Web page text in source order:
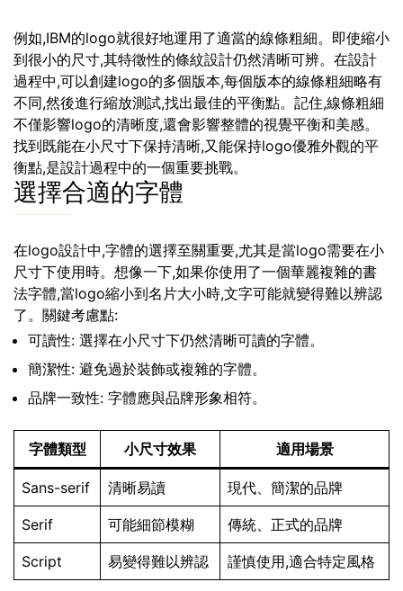
例如,IBM的logo就很好地運用了適當的線條粗細。即使縮小
到很小的尺寸,其特徵性的條紋設計仍然清晰可辨。在設計
過程中,可以創建logo的多個版本,每個版本的線條粗細略有
不同,然後進行縮放測試,找出最佳的平衡點。記住,線條粗細
不僅影響logo的清晰度,還會影響整體的視覺平衡和美感。
找到既能在小尺寸下保持清晰,又能保持logo優雅外觀的平
衡點,是設計過程中的一個重要挑戰。
選擇合適的字體
在logo設計中,字體的選擇至關重要,尤其是當logo需要在小
尺寸下使用時。想像一下,如果你使用了一個華麗複雜的書
法字體,當logo縮小到名片大小時,文字可能就變得難以辨認
了。關鍵考慮點:
可讀性: 選擇在小尺寸下仍然清晰可讀的字體。
簡潔性: 避免過於裝飾或複雜的字體。
品牌一致性: 字體應與品牌形象相符。
字體類型 小尺寸效果 適用場景
Sans-serif 清晰易讀 現代、簡潔的品牌
Serif 可能細節模糊 傳統、正式的品牌
Script 易變得難以辨認 謹慎使用,適合特定風格